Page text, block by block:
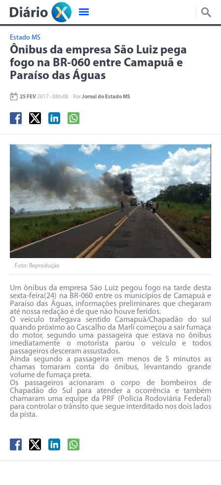
Estado MS
Ônibus da empresa São Luiz pega
fogo na BR-060 entre Camapuã e
Paraíso das Águas
25 FEV2017 - 08h:48 PorJornal do Estado MS
Foto: Reprodução
Um ônibus da empresa São Luiz pegou fogo na tarde desta
sexta-feira(24) na BR-060 entre os municípios de Camapuã e
Paraíso das Águas, informações preliminares que chegaram
até nossa redação é de que não houve feridos.
O veículo trafegava sentido Camapuã/Chapadão do sul
quando próximo ao Cascalho da Marli começou a sair fumaça
do motor, segundo uma passageira que estava no ônibus
imediatamente o motorista parou o veículo e todos
passageiros desceram assustados.
Ainda segundo a passageira em menos de 5 minutos as
chamas tomaram conta do ônibus, levantando grande
volume de fumaça preta.
Os passageiros acionaram o corpo de bombeiros de
Chapadão do Sul para atender a ocorrência e também
chamaram uma equipe da PRF (Polícia Rodoviária Federal)
para controlar o trânsito que segue interditado nos dois lados
da pista.